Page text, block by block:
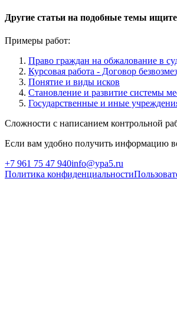
Другие статьи на подобные темы
Примеры работ:
Право граждан на обжалование в
Курсовая работа - Договор
Понятие и виды исков
Становление и развитие системы
Государственные и иные
Сложности с написанием контрольной
Если вам удобно получить информацию
+7 961 75 47 940info@ypa5.ru
Политика конфиденциальности